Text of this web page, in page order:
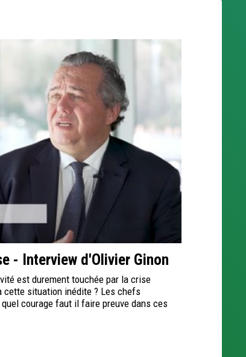
- Interview d'Olivier Ginon
est durement touchée par la crise
cette situation inédite ? Les chefs
courage faut il faire preuve dans ces